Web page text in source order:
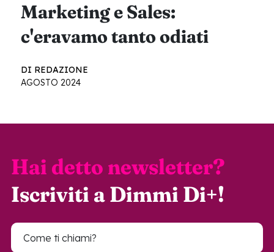
Marketing e Sales:
c'eravamo tanto odiati
DI REDAZIONE
AGOSTO 2024
Hai detto newsletter?
Iscriviti a Dimmi Di+!